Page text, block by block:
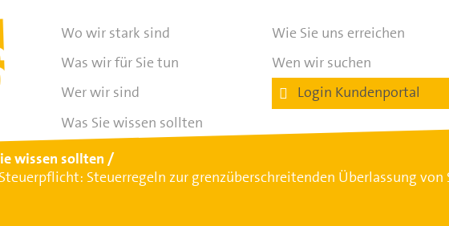
Wo wir stark sind
Was wir für Sie tun
Wer wir sind
Was Sie wissen sollten
Wie Sie uns erreichen
Wen wir suchen
Login Kundenportal
wissen sollten
Steuerregeln zur grenzüberschreitenden Überlassung